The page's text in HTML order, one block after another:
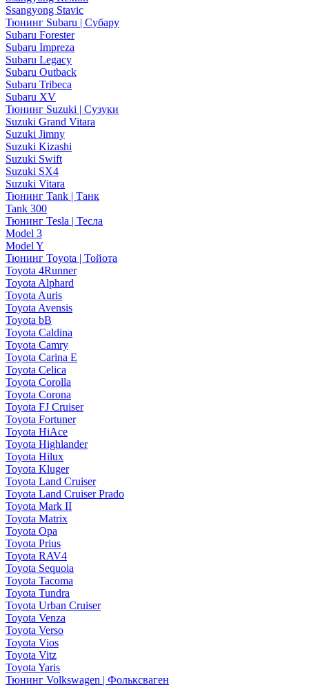
Ssangyong Stavic
Тюнинг Subaru | Субару
Subaru Forester
Subaru Impreza
Subaru Legacy
Subaru Outback
Subaru Tribeca
Subaru XV
Тюнинг Suzuki | Сузуки
Suzuki Grand Vitara
Suzuki Jimny
Suzuki Kizashi
Suzuki Swift
Suzuki SX4
Suzuki Vitara
Тюнинг Tank | Танк
Tank 300
Тюнинг Tesla | Тесла
Model 3
Model Y
Тюнинг Toyota | Тойота
Toyota 4Runner
Toyota Alphard
Toyota Auris
Toyota Avensis
Toyota bB
Toyota Caldina
Toyota Camry
Toyota Carina E
Toyota Celica
Toyota Corolla
Toyota Corona
Toyota FJ Cruiser
Toyota Fortuner
Toyota HiAce
Toyota Highlander
Toyota Hilux
Toyota Kluger
Toyota Land Cruiser
Toyota Land Cruiser Prado
Toyota Mark II
Toyota Matrix
Toyota Opa
Toyota Prius
Toyota RAV4
Toyota Sequoia
Toyota Tacoma
Toyota Tundra
Toyota Urban Cruiser
Toyota Venza
Toyota Verso
Toyota Vios
Toyota Vitz
Toyota Yaris
Тюнинг Volkswagen | Фольксваген